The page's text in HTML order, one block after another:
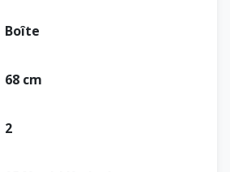
Boîte
68 cm
2